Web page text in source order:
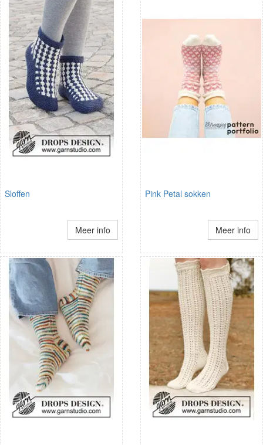
Sloffen
Meer info
Pink Petal sokken
Meer info